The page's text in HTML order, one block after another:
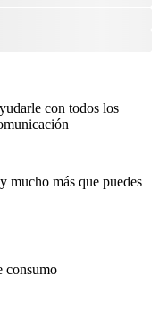
con todos los
mucho más que puedes
consumo